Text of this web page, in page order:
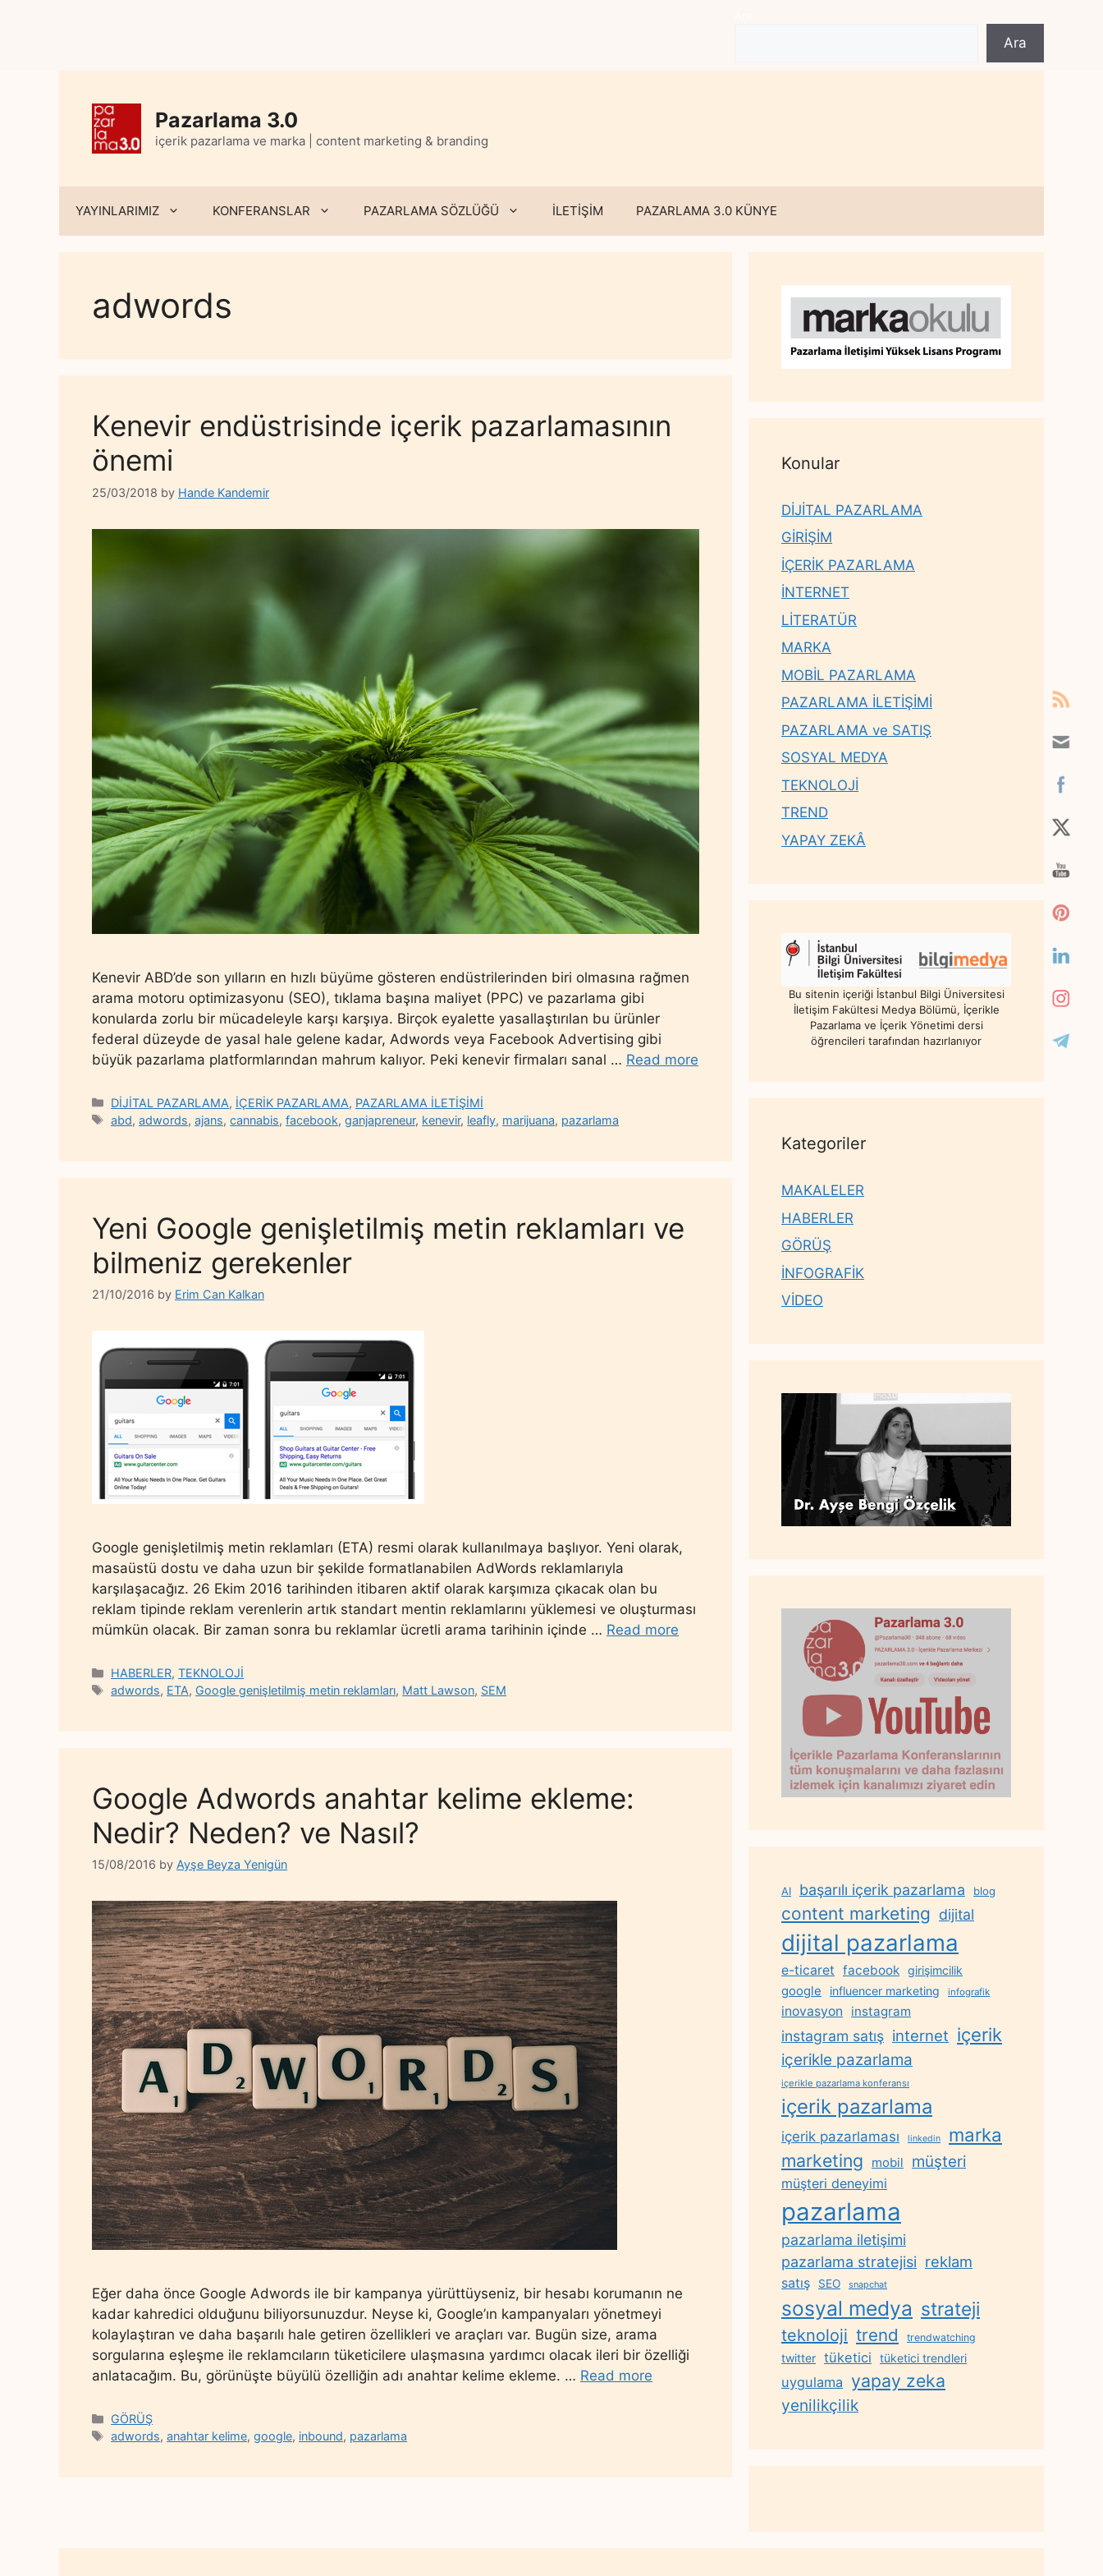
Ara
Pazarlama 3.0
içerik pazarlama ve marka | content marketing & branding
YAYINLARIMIZ KONFERANSLAR PAZARLAMA SÖZLÜĞÜ İLETİŞİM PAZARLAMA 3.0 KÜNYE
adwords
Kenevir endüstrisinde içerik pazarlamasının
önemi
25/03/2018 by Hande Kandemir
Kenevir ABD’de son yılların en hızlı büyüme gösteren endüstrilerinden biri olmasına rağmen
arama motoru optimizasyonu (SEO), tıklama başına maliyet (PPC) ve pazarlama gibi
konularda zorlu bir mücadeleyle karşı karşıya. Birçok eyalette yasallaştırılan bu ürünler
federal düzeyde de yasal hale gelene kadar, Adwords veya Facebook Advertising gibi
büyük pazarlama platformlarından mahrum kalıyor. Peki kenevir firmaları sanal … Read more
Categories
DİJİTAL PAZARLAMA, İÇERİK PAZARLAMA, PAZARLAMA İLETİŞİMİ
Tags
abd,adwords,ajans,cannabis,facebook,ganjapreneur, kenevir, leafly, marijuana, pazarlama
Yeni Google genişletilmiş metin reklamları ve
bilmeniz gerekenler
21/10/2016 by Erim Can Kalkan
Google genişletilmiş metin reklamları (ETA) resmi olarak kullanılmaya başlıyor. Yeni olarak,
masaüstü dostu ve daha uzun bir şekilde formatlanabilen AdWords reklamlarıyla
karşılaşacağız. 26 Ekim 2016 tarihinden itibaren aktif olarak karşımıza çıkacak olan bu
reklam tipinde reklam verenlerin artık standart mentin reklamlarını yüklemesi ve oluşturması
mümkün olacak. Bir zaman sonra bu reklamlar ücretli arama tarihinin içinde … Read more
Categories
HABERLER,TEKNOLOJİ
Tags
adwords, ETA, Google genişletilmiş metin reklamları, Matt Lawson, SEM
Google Adwords anahtar kelime ekleme:
Nedir? Neden? ve Nasıl?
15/08/2016 by Ayşe Beyza Yenigün
Eğer daha önce Google Adwords ile bir kampanya yürüttüyseniz, bir hesabı korumanın ne
kadar kahredici olduğunu biliyorsunuzdur. Neyse ki, Google’ın kampanyaları yönetmeyi
kolaylaştıran ve daha başarılı hale getiren özellikleri ve araçları var. Bugün size, arama
sorgularına eşleşme ile reklamcıların tüketicilere ulaşmasına yardımcı olacak ileri bir özelliği
anlatacağım. Bu, görünüşte büyülü özelliğin adı anahtar kelime ekleme. … Read more
Categories
GÖRÜŞ
Tags
adwords,anahtar kelime,google, inbound, pazarlama
Konular
DİJİTAL PAZARLAMA
GİRİŞİM
İÇERİK PAZARLAMA
İNTERNET
LİTERATÜR
MARKA
MOBİL PAZARLAMA
PAZARLAMA İLETİŞİMİ
PAZARLAMA ve SATIŞ
SOSYAL MEDYA
TEKNOLOJİ
TREND
YAPAY ZEKÂ
Bu sitenin içeriği İstanbul Bilgi Üniversitesi
İletişim Fakültesi Medya Bölümü, İçerikle
Pazarlama ve İçerik Yönetimi dersi
öğrencileri tarafından hazırlanıyor
Kategoriler
MAKALELER
HABERLER
GÖRÜŞ
İNFOGRAFİK
VİDEO
AI başarılı içerik pazarlama blog
content marketing dijital
dijital pazarlama
e-ticaret facebook girişimcilik
google influencer marketing infografik
inovasyon instagram
instagram satış internet içerik
içerikle pazarlama
içerikle pazarlama konferansı
içerik pazarlama
içerik pazarlaması linkedin marka
marketing mobil müşteri
müşteri deneyimi
pazarlama
pazarlama iletişimi
pazarlama stratejisi reklam
satış SEO snapchat
sosyal medya strateji
teknoloji trend trendwatching
twitter tüketici tüketici trendleri
uygulama yapay zeka
yenilikçilik